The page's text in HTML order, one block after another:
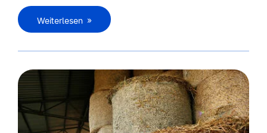
Weiterlesen